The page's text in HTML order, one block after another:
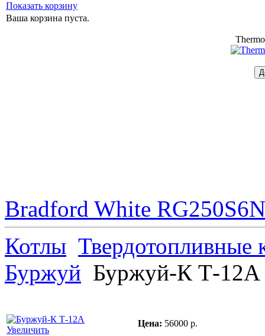
Показать корзину
Ваша корзина пуста.
Bradford White
Котлы Твердотопливные
Буржуй Буржуй-К Т-12А
Увеличить
Цена: 56000 р.